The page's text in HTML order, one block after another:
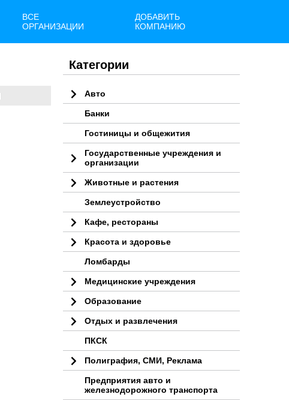
ВСЕ
ОРГАНИЗАЦИИ
ДОБАВИТЬ
КОМПАНИЮ
Категории
Авто
Банки
Гостиницы и общежития
Государственные учреждения и
организации
Животные и растения
Землеустройство
Кафе, рестораны
Красота и здоровье
Ломбарды
Медицинские учреждения
Образование
Отдых и развлечения
ПКСК
Полиграфия, СМИ, Реклама
Предприятия авто и
железнодорожного транспорта